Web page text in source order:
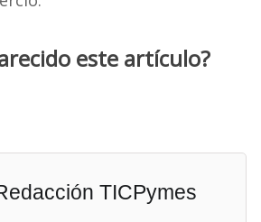
este artículo?
TICPymes